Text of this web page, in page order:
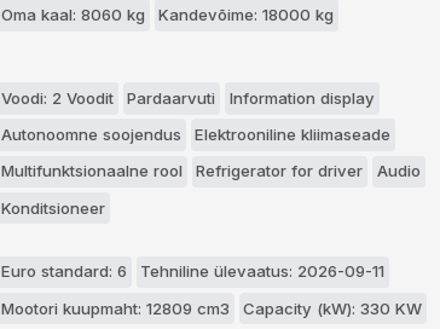
Oma kaal: 8060 kg Kandevõime: 18000 kg
Voodi: 2 Voodit Pardaarvuti
Information display
Autonoomne soojendus
Elektrooniline kliimaseade
Multifunktsionaalne rool
Refrigerator for driver
Audio
Konditsioneer
Euro standard: 6
Tehniline ülevaatus: 2026-09-11
Mootori kuupmaht: 12809 cm3
Capacity (kW): 330 KW